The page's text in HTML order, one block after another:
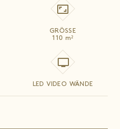
GRÖSSE
110 m2
LED VIDEO WÄNDE